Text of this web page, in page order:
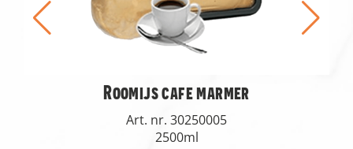
Roomijs cafe marmer
Art. nr. 30250005
2500ml